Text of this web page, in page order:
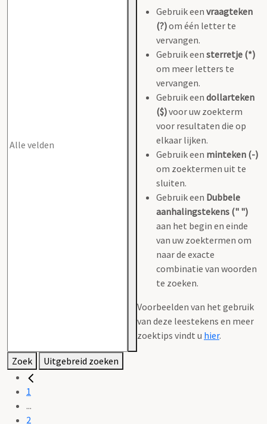
Gebruik een vraagteken
(?)om één letter te
vervangen.
Gebruik een sterretje (*)
om meer letters te
vervangen.
Gebruik een dollarteken
($)voor uw zoekterm
voor resultaten die op
elkaar lijken.
Gebruik een minteken (-)
om zoektermen uit te
sluiten.
Gebruik een Dubbele
aanhalingstekens (" ")
aan het begin en einde
van uw zoektermen om
naar de exacte
combinatie van woorden
te zoeken.
Voorbeelden van het gebruik
van deze leestekens en meer
zoektips vindt u hier.
Zoek Uitgebreid zoeken
1
...
2